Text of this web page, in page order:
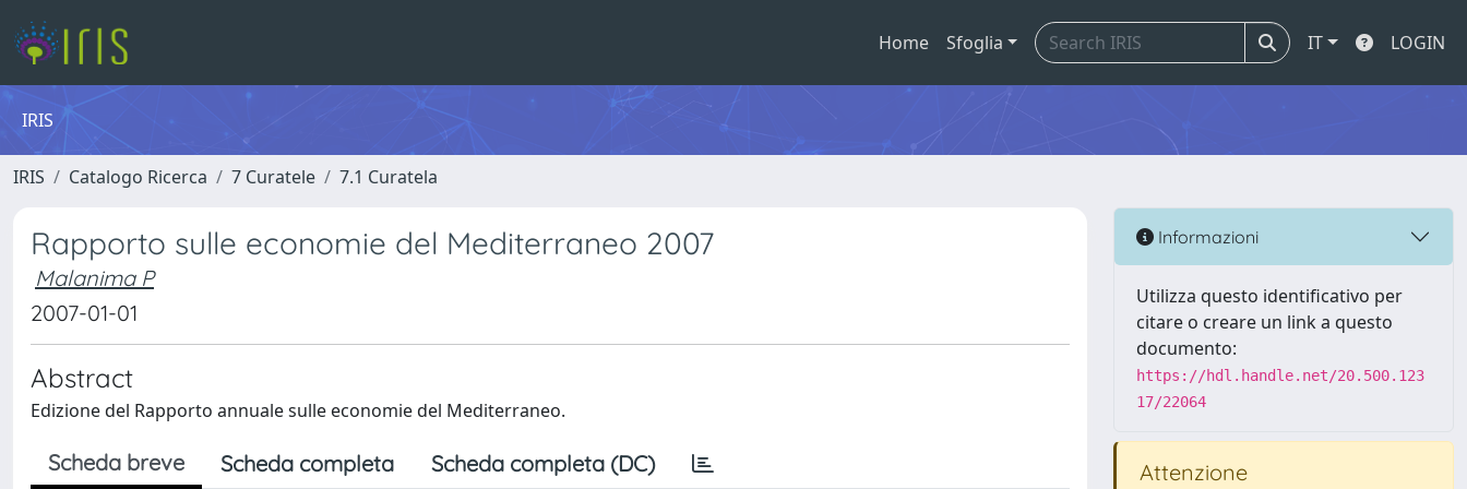
Home Sfoglia IT LOGIN
IRIS
IRIS Catalogo Ricerca 7 Curatele 7.1 Curatela
Rapporto sulle economie del Mediterraneo 2007
Malanima P
2007-01-01
Abstract
Edizione del Rapporto annuale sulle economie del Mediterraneo.
Scheda breve Scheda completa Scheda completa (DC)
Informazioni
Utilizza questo identificativo per
citare o creare un link a questo
documento:
https://hdl.handle.net/20.500.123
17/22064
Attenzione